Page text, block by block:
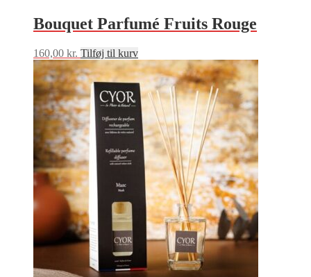
Bouquet Parfumé Fruits Rouge
160,00 kr. Tilføj til kurv